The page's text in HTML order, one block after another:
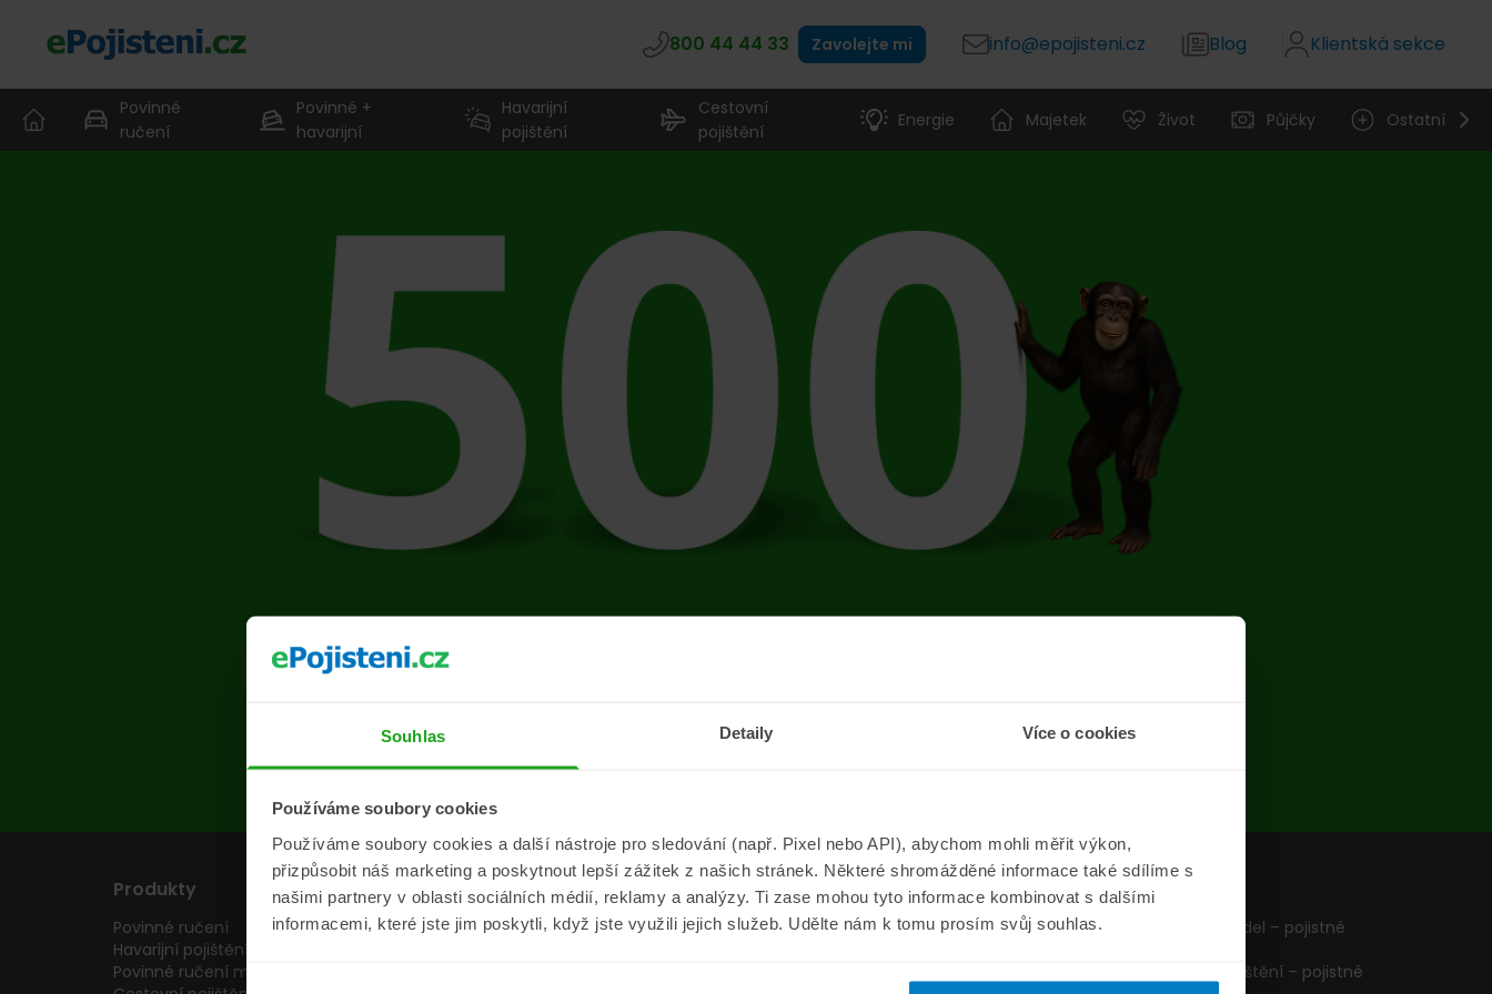
Souhlas Detaily Více o cookies
Používáme soubory cookies
Používáme soubory cookies a další nástroje pro sledování (např. Pixel nebo API), abychom mohli měřit výkon,
přizpůsobit náš marketing a poskytnout lepší zážitek z našich stránek. Některé shromážděné informace také sdílíme s
našimi partnery v oblasti sociálních médií, reklamy a analýzy. Ti zase mohou tyto informace kombinovat s dalšími
informacemi, které jste jim poskytli, když jste využili jejich služeb. Udělte nám k tomu prosím svůj souhlas.
800 44 44 33 Zavolejte mi info@epojisteni.cz Blog Klientská sekce
Povinné
ručení
Povinné +
havarijní
Havarijní
pojištění
Cestovní
pojištění
Energie Majetek Život Půjčky Ostatní
Na stránce se vyskytla chyba
Přejít na úvodní stránku
Produkty
Povinné ručení
Havarijní pojištění
Povinné ručení motocyklu
Pojišťovny
Pojišťovny
Informace
Aktuality
ePojisteni.cz
O nás
Formuláře
Pojištění vozidel – pojistné
Cestovní pojištění – pojistné